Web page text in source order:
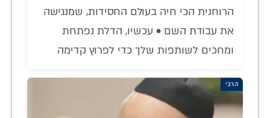
הרוחנית הכי חיה בעולם החסידות, שמנגישה
את עבודת השם • עכשיו, הדלת נפתחת
ומחכים לשותפות שלך כדי לפרוץ קדימה
הרבי